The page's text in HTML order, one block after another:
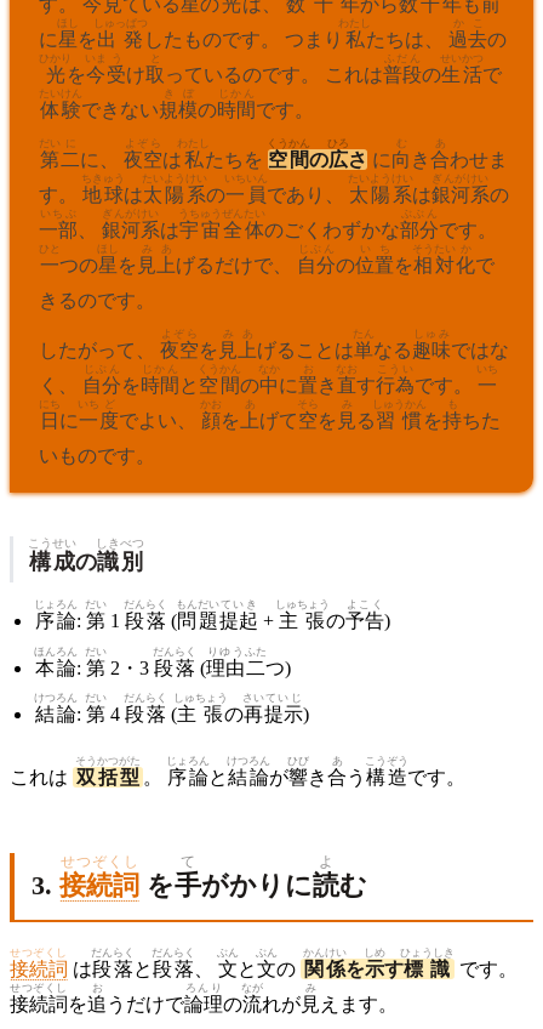
に星
ほし
を出発
しゅっぱつ
したものです。 つまり 私
わたし
たちは、 過去
かこ
の
光
ひかり
を今
いま
受
う
け取
と
っているのです。 これは普段
ふだん
の生活
せいかつ
で
体験
たいけん
できない規模
きぼ
の時間
じかん
です。
第
だい
二
に
に、 夜空
よぞら
は私
わたし
たちを 空間
くうかん
の広
ひろ
さ に向
む
き合
あ
わせま
す。 地球
ちきゅう
は太陽系
たいようけい
の一員
いちいん
であり、 太陽系
たいようけい
は銀河系
ぎんがけい
の
一部
いちぶ
銀河系
ぎんがけい
は宇宙
うちゅう
全体
ぜんたい
のごくわずかな部分
ぶぶん
です。
一
ひと
つの星
ほし
を 見上
みあ
げるだけで、 自分
じぶん
の位置
いち
を相対
そうたい
化
か
で
きるのです。
したがって、 夜空
よぞら
を 見上
みあ
げることは単
たん
なる趣味
しゅみ
ではな
く、
自分
じぶん
を時間
じかん
と 空間
くうかん
の中
なか
に置
お
き 直
なお
す行為
こうい
です。 一
いち
日
にち
に一
いち
度
ど
でよい、 顔
かお
を 上
あ
げて空
そら
を 見
み
る習慣
しゅうかん
を持
も
ちた
いものです。
構成
こうせい
の識別
しきべつ
序論
じょろん
: 第
だい
1 段落
だんらく
(問題
もんだい
提起
ていき
+ 主張
しゅちょう
の予告
よこく
)
本論
ほんろん
: 第
だい
2・3 段落
だんらく
(理由
りゆう
二
ふた
つ)
結論
けつろん
: 第
だい
4 段落
だんらく
(主張
しゅちょう
の再
さい
提示
ていじ
)
これは 双括型
そうかつがた
。 序論
じょろん
と結論
けつろん
が響
ひび
き合
あ
う 構造
こうぞう
です。
3. 接続詞
せつぞくし
を手
て
がかりに読
よ
む
接続詞
せつぞくし
は段落
だんらく
と段落
だんらく
文
ぶん
と文
ぶん
の 関係
かんけい
を示
しめ
す標識
ひょうしき
です。
接続詞
せつぞくし
を追
お
うだけで論理
ろんり
の流
なが
れが見
み
えます。